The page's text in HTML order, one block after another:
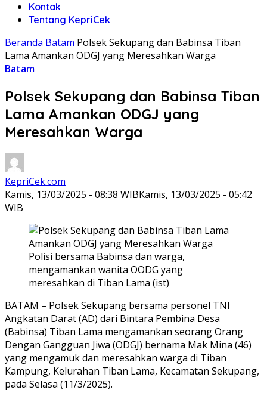
Kontak
Tentang KepriCek
Beranda Batam Polsek Sekupang dan Babinsa Tiban
Lama Amankan ODGJ yang Meresahkan Warga
Batam
Polsek Sekupang dan Babinsa Tiban
Lama Amankan ODGJ yang
Meresahkan Warga
KepriCek.com
Kamis, 13/03/2025 - 08:38 WIBKamis, 13/03/2025 - 05:42
WIB
Polisi bersama Babinsa dan warga,
mengamankan wanita OODG yang
meresahkan di Tiban Lama (ist)
BATAM – Polsek Sekupang bersama personel TNI
Angkatan Darat (AD) dari Bintara Pembina Desa
(Babinsa) Tiban Lama mengamankan seorang Orang
Dengan Gangguan Jiwa (ODGJ) bernama Mak Mina (46)
yang mengamuk dan meresahkan warga di Tiban
Kampung, Kelurahan Tiban Lama, Kecamatan Sekupang,
pada Selasa (11/3/2025).